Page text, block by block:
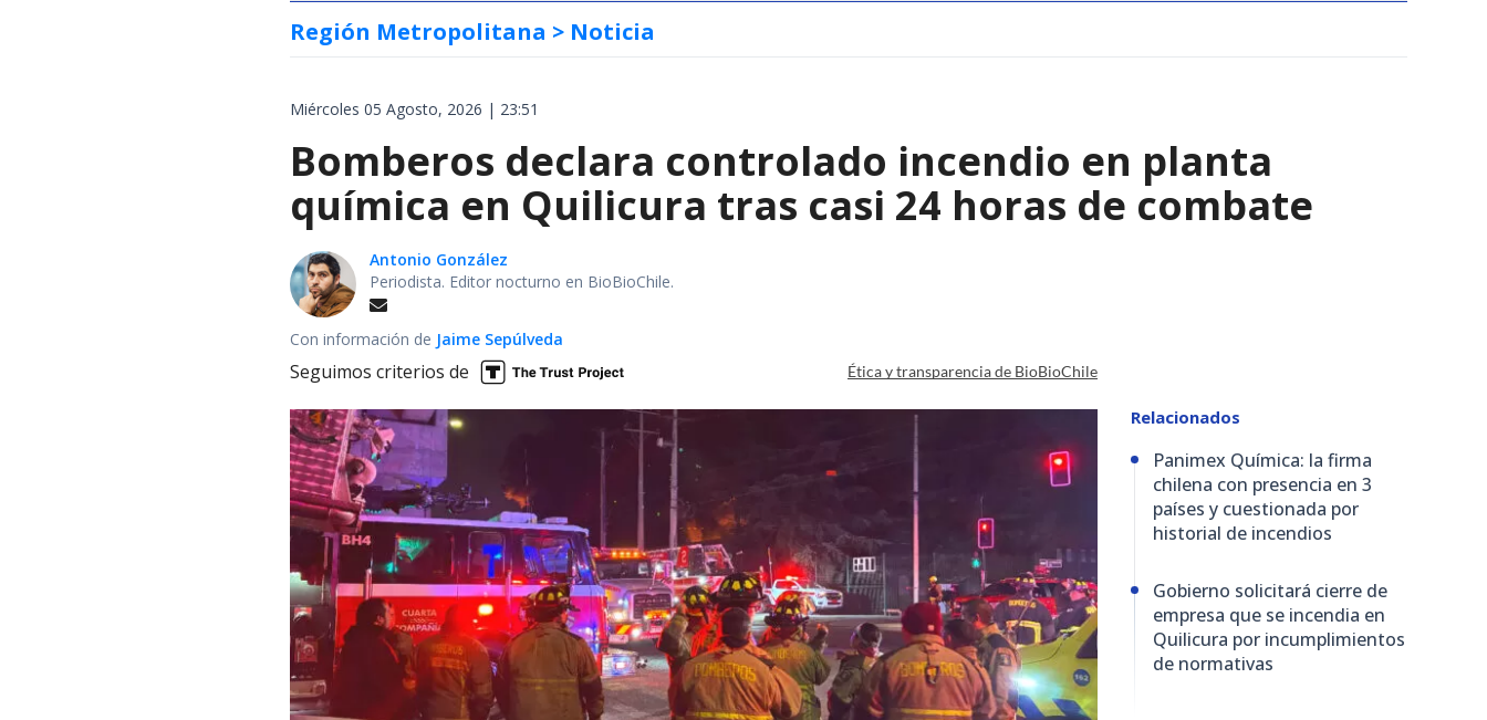
Región Metropolitana > Noticia
Miércoles 05 Agosto, 2026 | 23:51
Bomberos declara controlado incendio en planta
química en Quilicura tras casi 24 horas de combate
Antonio González
Periodista. Editor nocturno en BioBioChile.
Con información de Jaime Sepúlveda
Seguimos criterios de Ética y transparencia de BioBioChile
Relacionados
Panimex Química: la firma
chilena con presencia en 3
países y cuestionada por
historial de incendios
Gobierno solicitará cierre de
empresa que se incendia en
Quilicura por incumplimientos
de normativas